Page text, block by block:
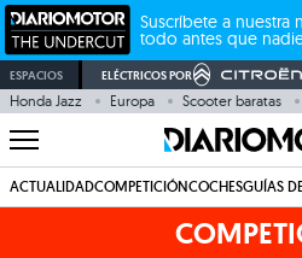
Suscríbete a nuestra
todo antes que
ESPACIOS ELÉCTRICOS POR
Honda Jazz Europa Scooter baratas
ACTUALIDADCOMPETICIÓNCOCHESGUÍAS